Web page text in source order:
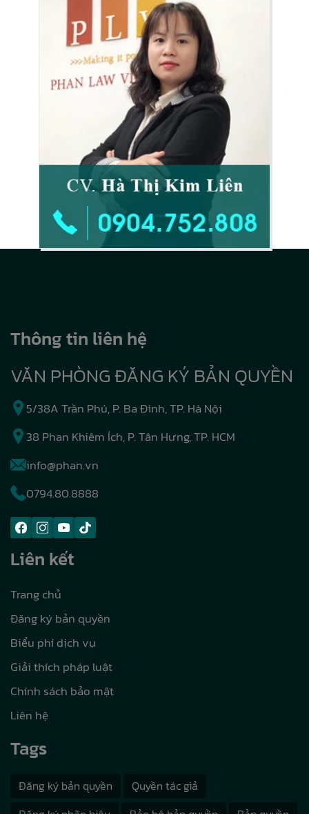
Thông tin liên hệ
VĂN PHÒNG ĐĂNG KÝ BẢN QUYỀN
5/38A Trần Phú, P. Ba Đình, TP. Hà Nội
38 Phan Khiêm Ích, P. Tân Hưng, TP. HCM
info@phan.vn
0794.80.8888
Liên kết
Trang chủ
Đăng ký bản quyền
Biểu phí dịch vụ
Giải thích pháp luật
Chính sách bảo mật
Liên hệ
Tags
Đăng ký bản quyền
Quyền tác giả